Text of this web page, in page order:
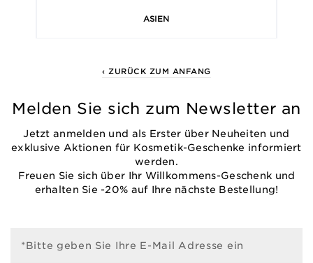
ASIEN
‹ ZURÜCK ZUM ANFANG
Melden Sie sich zum Newsletter an
Jetzt anmelden und als Erster über Neuheiten und
exklusive Aktionen für Kosmetik-Geschenke informiert
werden.
Freuen Sie sich über Ihr Willkommens-Geschenk und
erhalten Sie -20% auf Ihre nächste Bestellung!
*Bitte geben Sie Ihre E-Mail Adresse ein